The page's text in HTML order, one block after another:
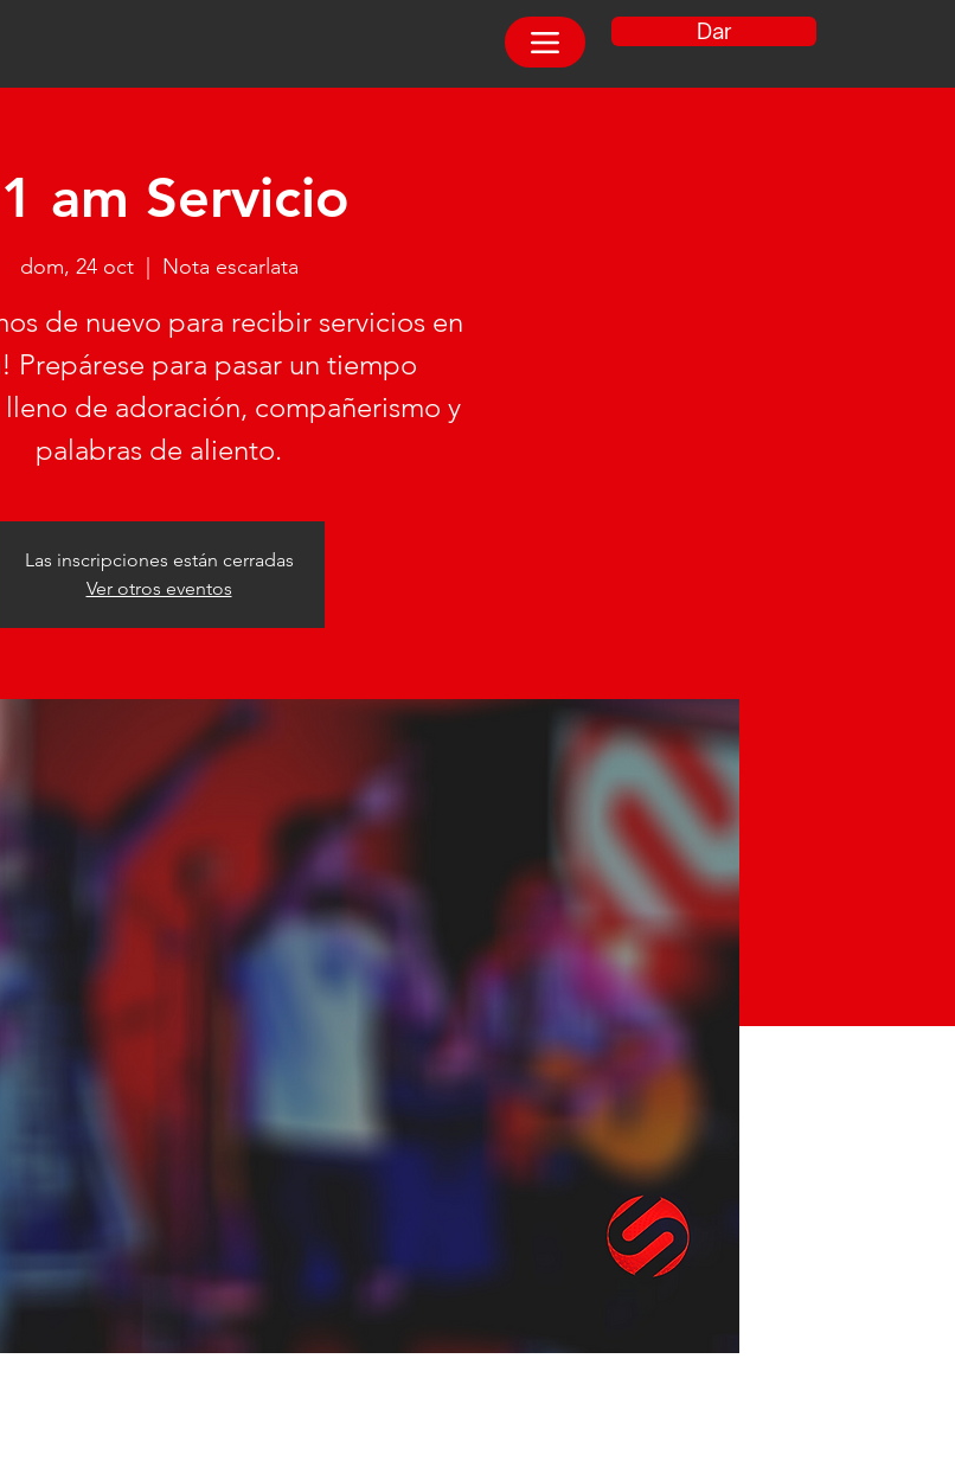
Dar
am Servicio
dom, 24 oct
  |
Nota escarlata
de nuevo para recibir servicios en
Prepárese para pasar un tiempo
de adoración, compañerismo y
palabras de aliento.
Las inscripciones están cerradas
Ver otros eventos